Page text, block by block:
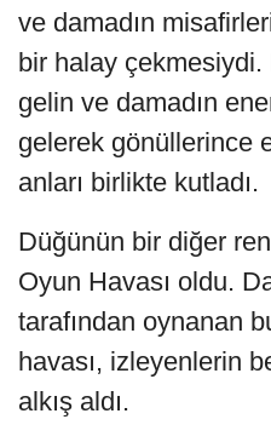
ve damadın
bir halay
gelin ve damadın
gelerek gönüllerince
anları birlikte kutladı.
Düğünün bir diğer
Oyun Havası oldu.
tarafından oynanan
havası, izleyenlerin
alkış aldı.